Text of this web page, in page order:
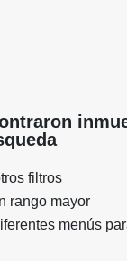
filtros
rango mayor
menús